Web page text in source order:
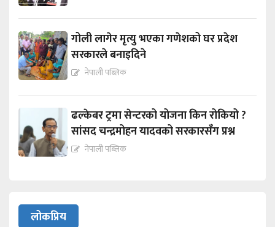
गोली लागेर मृत्यु भएका गणेशको घर प्रदेश
सरकारले बनाइदिने
नेपाली पब्लिक
ढल्केबर ट्रमा सेन्टरको योजना किन रोकियो ?
सांसद चन्द्रमोहन यादवको सरकारसँग प्रश्न
नेपाली पब्लिक
लोकप्रिय